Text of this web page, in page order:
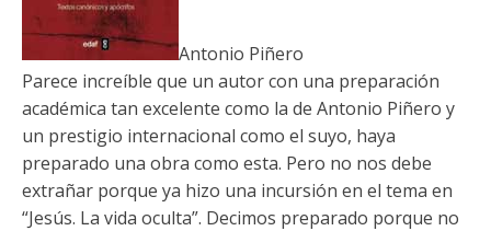
Antonio Piñero
Parece increíble que un autor con una preparación
académica tan excelente como la de Antonio Piñero y
un prestigio internacional como el suyo, haya
preparado una obra como esta. Pero no nos debe
extrañar porque ya hizo una incursión en el tema en
“Jesús. La vida oculta”. Decimos preparado porque no